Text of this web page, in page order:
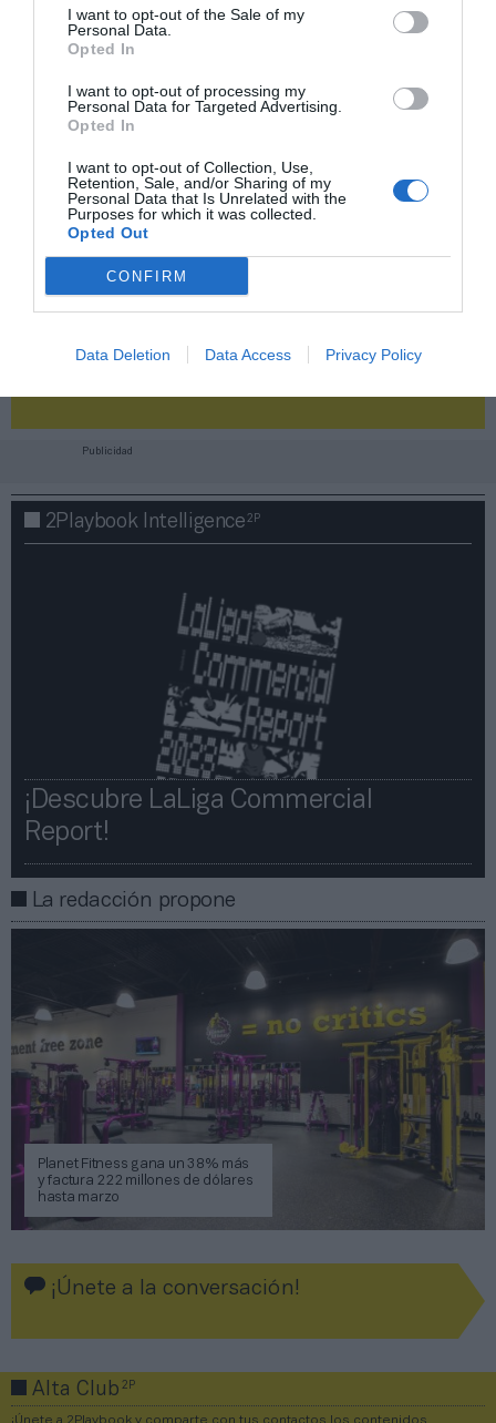
I want to opt-out of the Sale of my
Personal Data.
Opted In
I want to opt-out of processing my
Personal Data for Targeted Advertising.
Opted In
I want to opt-out of Collection, Use,
Retention, Sale, and/or Sharing of my
Personal Data that Is Unrelated with the
Purposes for which it was collected.
Opted Out
CONFIRM
Data Deletion Data Access Privacy Policy
¡Haz click aquí y accede sin límites a contenidos
Publicidad
2Playbook Intelligence2P
¡Descubre LaLiga Commercial
Report!​​
La redacción propone
Planet Fitness gana un 38% más
y factura 222 millones de dólares
hasta marzo
¡Únete a la conversación!
Alta Club2P